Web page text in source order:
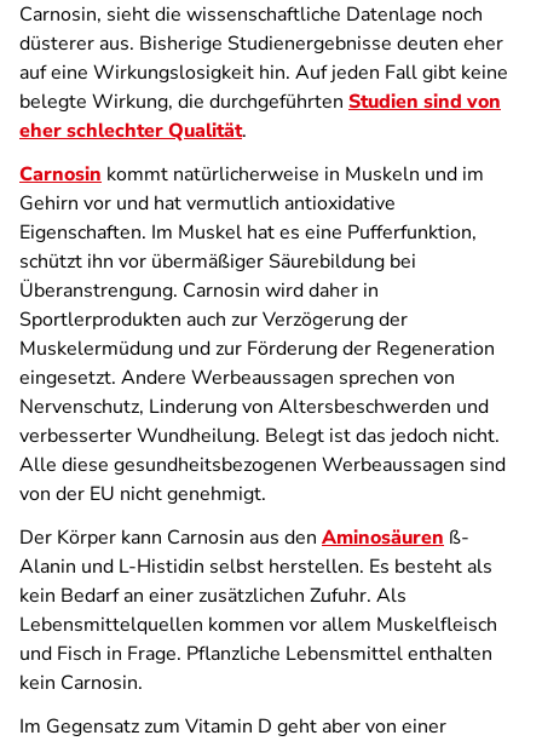
Carnosin, sieht die wissenschaftliche Datenlage noch
düsterer aus. Bisherige Studienergebnisse deuten eher
auf eine Wirkungslosigkeit hin. Auf jeden Fall gibt keine
belegte Wirkung, die durchgeführten Studien sind von
eher schlechter Qualität.
Carnosin kommt natürlicherweise in Muskeln und im
Gehirn vor und hat vermutlich antioxidative
Eigenschaften. Im Muskel hat es eine Pufferfunktion,
schützt ihn vor übermäßiger Säurebildung bei
Überanstrengung. Carnosin wird daher in
Sportlerprodukten auch zur Verzögerung der
Muskelermüdung und zur Förderung der Regeneration
eingesetzt. Andere Werbeaussagen sprechen von
Nervenschutz, Linderung von Altersbeschwerden und
verbesserter Wundheilung. Belegt ist das jedoch nicht.
Alle diese gesundheitsbezogenen Werbeaussagen sind
von der EU nicht genehmigt.
Der Körper kann Carnosin aus den Aminosäuren ß-
Alanin und L-Histidin selbst herstellen. Es besteht als
kein Bedarf an einer zusätzlichen Zufuhr. Als
Lebensmittelquellen kommen vor allem Muskelfleisch
und Fisch in Frage. Pflanzliche Lebensmittel enthalten
kein Carnosin.
Im Gegensatz zum Vitamin D geht aber von einer